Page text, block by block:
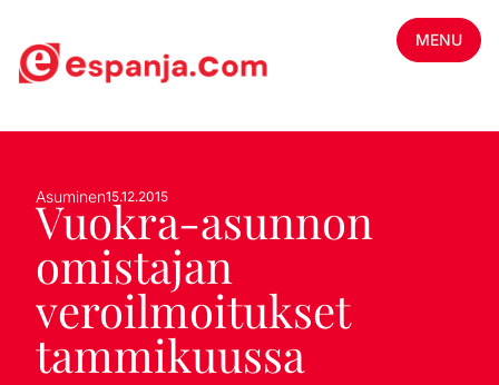
MENU
Asuminen15.12.2015
Vuokra-asunnon
omistajan
veroilmoitukset
tammikuussa